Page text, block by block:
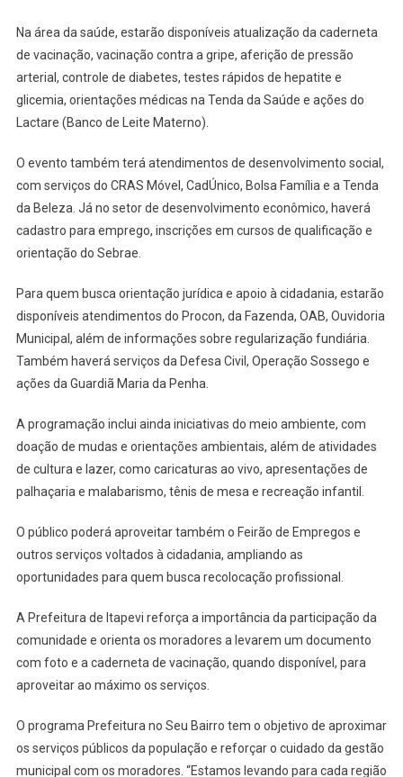
Na área da saúde, estarão disponíveis atualização da caderneta
de vacinação, vacinação contra a gripe, aferição de pressão
arterial, controle de diabetes, testes rápidos de hepatite e
glicemia, orientações médicas na Tenda da Saúde e ações do
Lactare (Banco de Leite Materno).
O evento também terá atendimentos de desenvolvimento social,
com serviços do CRAS Móvel, CadÚnico, Bolsa Família e a Tenda
da Beleza. Já no setor de desenvolvimento econômico, haverá
cadastro para emprego, inscrições em cursos de qualificação e
orientação do Sebrae.
Para quem busca orientação jurídica e apoio à cidadania, estarão
disponíveis atendimentos do Procon, da Fazenda, OAB, Ouvidoria
Municipal, além de informações sobre regularização fundiária.
Também haverá serviços da Defesa Civil, Operação Sossego e
ações da Guardiã Maria da Penha.
A programação inclui ainda iniciativas do meio ambiente, com
doação de mudas e orientações ambientais, além de atividades
de cultura e lazer, como caricaturas ao vivo, apresentações de
palhaçaria e malabarismo, tênis de mesa e recreação infantil.
O público poderá aproveitar também o Feirão de Empregos e
outros serviços voltados à cidadania, ampliando as
oportunidades para quem busca recolocação profissional.
A Prefeitura de Itapevi reforça a importância da participação da
comunidade e orienta os moradores a levarem um documento
com foto e a caderneta de vacinação, quando disponível, para
aproveitar ao máximo os serviços.
O programa Prefeitura no Seu Bairro tem o objetivo de aproximar
os serviços públicos da população e reforçar o cuidado da gestão
municipal com os moradores. “Estamos levando para cada região